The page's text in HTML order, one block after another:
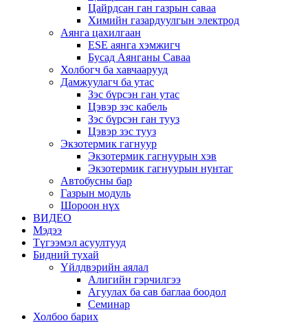
Цайрдсан ган газрын саваа
Химийн газардуулгын электрод
Аянга цахилгаан
ESE аянга хэмжигч
Бусад Аянганы Саваа
Холбогч ба хавчаарууд
Дамжуулагч ба утас
Зэс бүрсэн ган утас
Цэвэр зэс кабель
Зэс бүрсэн ган тууз
Цэвэр зэс тууз
Экзотермик гагнуур
Экзотермик гагнуурын хэв
Экзотермик гагнуурын нунтаг
Автобусны бар
Газрын модуль
Шороон нүх
ВИДЕО
Мэдээ
Түгээмэл асуултууд
Бидний тухай
Үйлдвэрийн аялал
Алигийн гэрчилгээ
Агуулах ба сав баглаа боодол
Семинар
Холбоо барих